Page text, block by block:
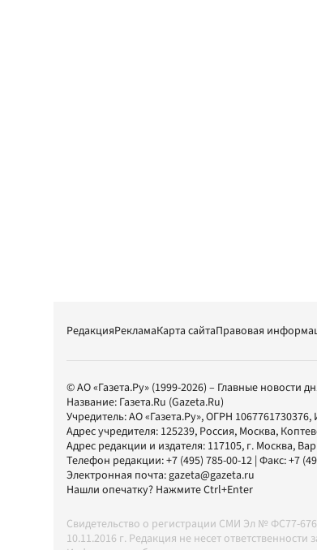
РедакцияРекламаКарта сайтаПравовая
© АО «Газета.Ру» (1999-2026) – Главные новости
Название: Газета.Ru (Gazeta.Ru)
Учредитель:АО «Газета.Ру», ОГРН
Адрес учредителя: 125239, Россия, Москва,
Адрес редакции и издателя: 117105, г. Москва,
Телефон редакции:+7 (495) 785-00-12 | Факс:+7
Электронная почта:gazeta@gazeta.ru
Нашли опечатку? Нажмите Ctrl+Enter
Свидетельство о регистрации СМИ Эл № ФС77-
10.11.2016 г. Редакция не несет